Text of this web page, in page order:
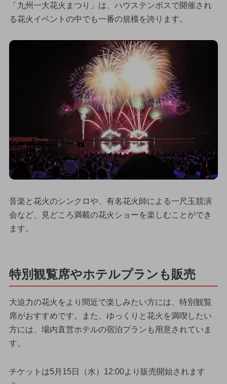
「九州一大花火まつり」は、ハウステンボスで開催され
る花火イベントの中でも一番の規模を誇ります。
音楽と花火のシンクロや、有名花火師による一尺玉競演
会など、見どころ満載の花火ショーを楽しむことができ
ます。
特別観覧席やホテルプランも販売
大迫力の花火をより間近で楽しみたい方には、特別観覧
席がおすすめです。また、ゆっくりと花火を満喫したい
方には、場内直営ホテルの宿泊プランも用意されていま
す。
チケットは5月15日（水）12:00より販売開始されます